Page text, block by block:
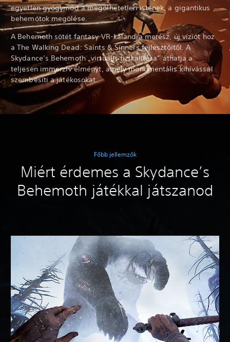
egyetlen gyógymód a megölhetetlen istenek, a gigantikus
behemótok megölése.
A Behemoth sötét fantasy VR-kalandja merész, új víziót hoz
a The Walking Dead: Saints & Sinners fejlesztőitől. A
Skydance’s Behemoth „virtuális fizikalitása” áthatja a
teljesen immerzív élményt, amely monumentális kihívással
szembesíti a játékosokat.
Főbb jellemzők
Miért érdemes a Skydance’s
Behemoth játékkal játszanod